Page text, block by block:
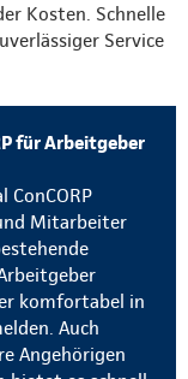
Kosten. Schnelle
Service
für Arbeitgeber
ConCORP
Mitarbeiter
komfortabel in
Auch
Angehörigen